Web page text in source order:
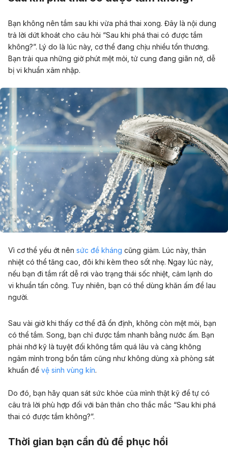
Bạn không nên tắm sau khi vừa phá thai xong. Đây là nội dung
trả lời dứt khoát cho câu hỏi “Sau khi phá thai có được tắm
không?”. Lý do là lúc này, cơ thể đang chịu nhiều tổn thương.
Bạn trải qua những giờ phút mệt mỏi, tử cung đang giãn nở, dễ
bị vi khuẩn xâm nhập.
Vì cơ thể yếu ớt nên sức đề kháng cũng giảm. Lúc này, thân
nhiệt có thể tăng cao, đôi khi kèm theo sốt nhẹ. Ngay lúc này,
nếu bạn đi tắm rất dễ rơi vào trạng thái sốc nhiệt, cảm lạnh do
vi khuẩn tấn công. Tuy nhiên, bạn có thể dùng khăn ấm để lau
người.
Sau vài giờ khi thấy cơ thể đã ổn định, không còn mệt mỏi, bạn
có thể tắm. Song, bạn chỉ được tắm nhanh bằng nước ấm. Bạn
phải nhớ kỹ là tuyệt đối không tắm quá lâu và càng không
ngâm mình trong bồn tắm cũng như không dùng xà phòng sát
khuẩn để vệ sinh vùng kín.
Do đó, bạn hãy quan sát sức khỏe của mình thật kỹ để tự có
câu trả lời phù hợp đối với bản thân cho thắc mắc “Sau khi phá
thai có được tắm không?”.
Thời gian bạn cần đủ để phục hồi